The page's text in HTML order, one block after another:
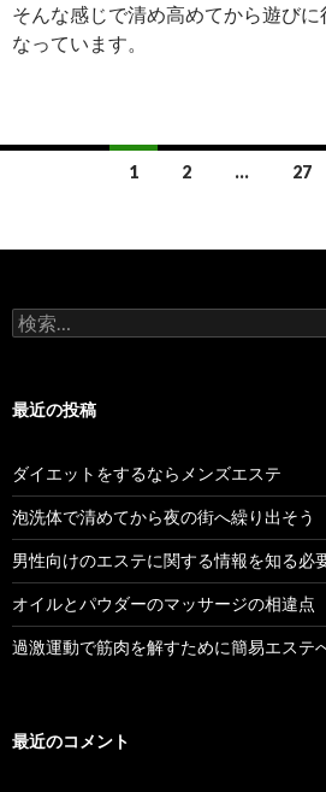
そんな感じで清め高めてから遊び
なっています。
稿
ナ
ビ
ー
シ
ョ
ン
1 2 … 27
検
索
最近の投稿
ダイエットをするならメンズエステ
泡洗体で清めてから夜の街へ繰り出そう
男性向けのエステに関する情報を知る必
オイルとパウダーのマッサージの相違点
過激運動で筋肉を解すために簡易エステ
最近のコメント